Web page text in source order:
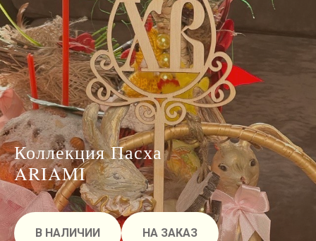
Коллекция Пасха
ARIAMI
В НАЛИЧИИ НА ЗАКАЗ